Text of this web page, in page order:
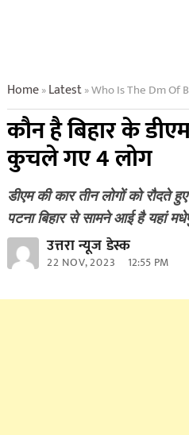
Home»Latest»Who Is The Dm Of
कौन है बिहार के
कुचले गए 4 लोग
डीएम की कार तीन लोगों को रौदते
पटना बिहार से सामने आई है यहां
उत्तरा न्यूज डेस्क
22 NOV, 2023 12:55 PM